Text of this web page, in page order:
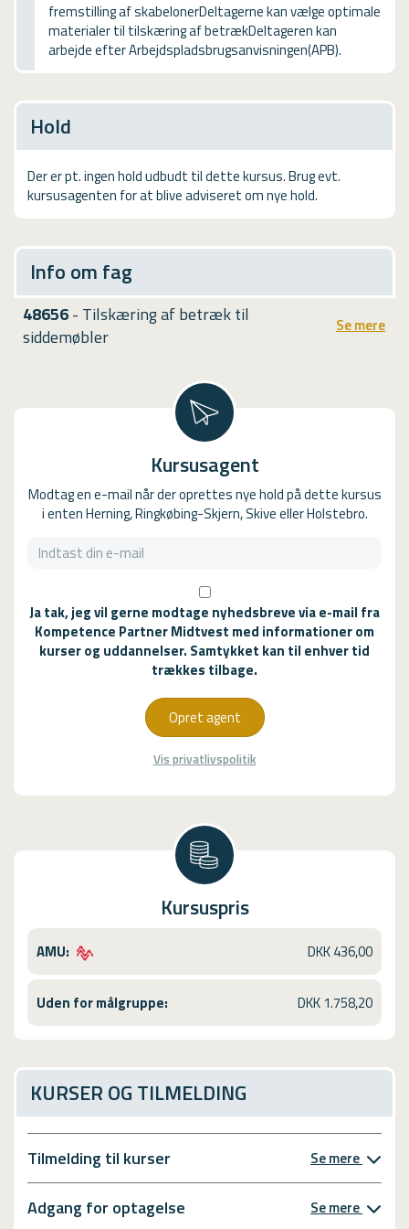
USMA
Videoguides
fremstilling af skabelonerDeltagerne kan vælge optimale
materialer til tilskæring af betrækDeltageren kan
arbejde efter Arbejdspladsbrugsanvisningen(APB).
Hold
Der er pt. ingen hold udbudt til dette kursus. Brug evt.
kursusagenten for at blive adviseret om nye hold.
Info om fag
48656- Tilskæring af betræk til
siddemøbler
Se mere
Kursusagent
Modtag en e-mail når der oprettes nye hold på dette kursus
i enten Herning, Ringkøbing-Skjern, Skive eller Holstebro.
Ja tak, jeg vil gerne modtage nyhedsbreve via e-mail fra
Kompetence Partner Midtvest med informationer om
kurser og uddannelser. Samtykket kan til enhver tid
trækkes tilbage.
Opret agent
Vis privatlivspolitik
Kursuspris
AMU: DKK 436,00
Uden for målgruppe: DKK 1.758,20
KURSER OG TILMELDING
Tilmelding til kurser Se mere
Adgang for optagelse Se mere